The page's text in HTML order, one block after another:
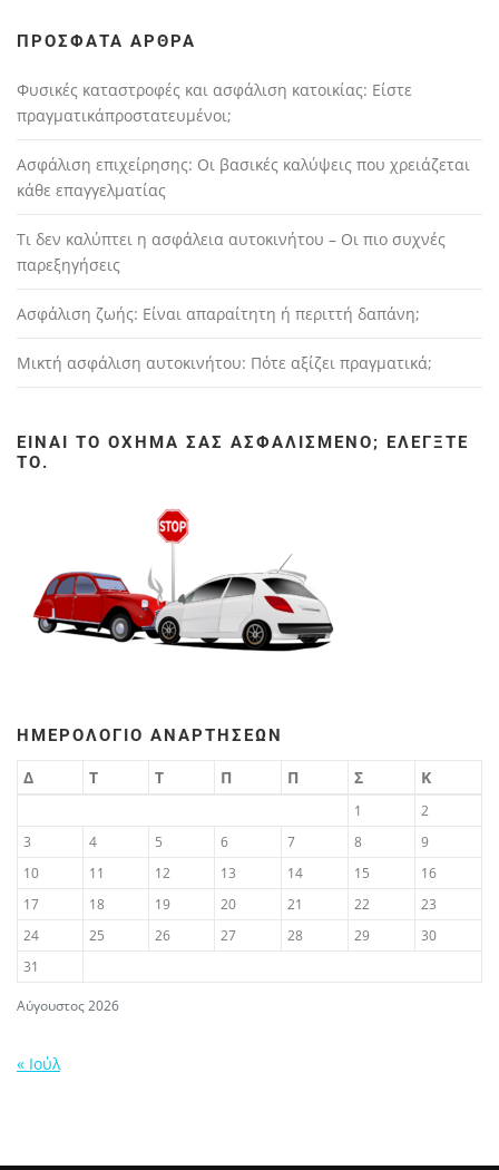
ΠΡΌΣΦΑΤΑ ΆΡΘΡΑ
Φυσικές καταστροφές και ασφάλιση κατοικίας: Είστε
πραγματικάπροστατευμένοι;
Ασφάλιση επιχείρησης: Οι βασικές καλύψεις που χρειάζεται
κάθε επαγγελματίας
Τι δεν καλύπτει η ασφάλεια αυτοκινήτου – Οι πιο συχνές
παρεξηγήσεις
Ασφάλιση ζωής: Είναι απαραίτητη ή περιττή δαπάνη;
Μικτή ασφάλιση αυτοκινήτου: Πότε αξίζει πραγματικά;
ΕΊΝΑΙ ΤΟ ΌΧΗΜΆ ΣΑΣ ΑΣΦΑΛΙΣΜΈΝΟ; ΕΛΈΓΞΤΕ
ΤΟ.
ΗΜΕΡΟΛΌΓΙΟ ΑΝΑΡΤΉΣΕΩΝ
Αύγουστος 2026
Δ Τ Τ Π Π Σ Κ
1
2
3
4 5 6 7 8
9
10
11 12 13 14 15
16
17
18 19 20 21 22
23
24
25 26 27 28 29
30
31
« Ιούλ